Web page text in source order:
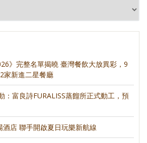
》完整名單揭曉 臺灣餐飲大放異彩，9
家新進二星餐廳
：富良詩FURALISS蒸餾所正式動工，預
店 聯手開啟夏日玩樂新航線